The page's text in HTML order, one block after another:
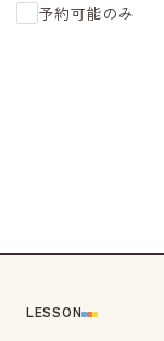
予約可能のみ
LESSON